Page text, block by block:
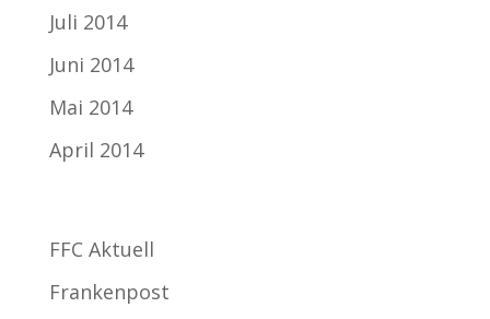
Juli 2014
Juni 2014
Mai 2014
April 2014
FFC Aktuell
Frankenpost